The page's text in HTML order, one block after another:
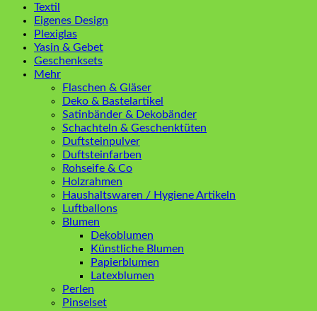
Textil
Eigenes Design
Plexiglas
Yasin & Gebet
Geschenksets
Mehr
Flaschen & Gläser
Deko & Bastelartikel
Satinbänder & Dekobänder
Schachteln & Geschenktüten
Duftsteinpulver
Duftsteinfarben
Rohseife & Co
Holzrahmen
Haushaltswaren / Hygiene Artikeln
Luftballons
Blumen
Dekoblumen
Künstliche Blumen
Papierblumen
Latexblumen
Perlen
Pinselset